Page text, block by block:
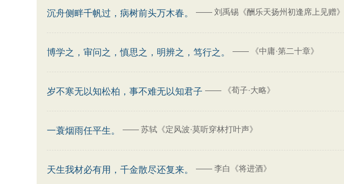
沉舟侧畔千帆过，病树前头万木春。 —— 刘禹锡《酬乐天扬州初逢席上见赠》
博学之，审问之，慎思之，明辨之，笃行之。 —— 《中庸·第二十章》
岁不寒无以知松柏，事不难无以知君子 —— 《荀子·大略》
一蓑烟雨任平生。 —— 苏轼《定风波·莫听穿林打叶声》
天生我材必有用，千金散尽还复来。 —— 李白《将进酒》